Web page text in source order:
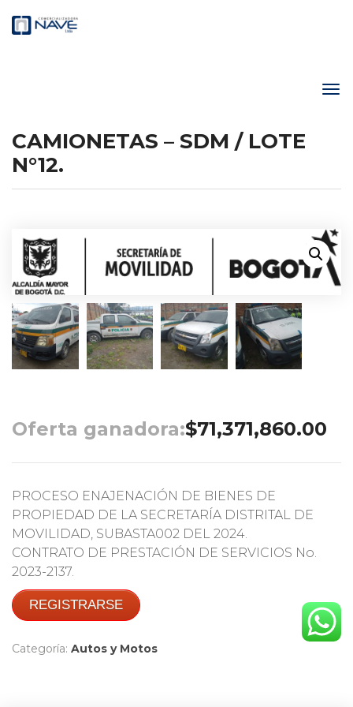
CAMIONETAS – SDM / LOTE
N°12.
Oferta ganadora:$71,371,860.00
PROCESO ENAJENACIÓN DE BIENES DE
PROPIEDAD DE LA SECRETARÍA DISTRITAL DE
MOVILIDAD, SUBASTA002 DEL 2024.
CONTRATO DE PRESTACIÓN DE SERVICIOS No.
2023-2137.
REGISTRARSE
Categoría: Autos y Motos